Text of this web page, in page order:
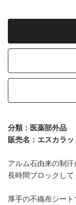
分類： 医薬部外品
販売名：エスカラ
アルム石由来の制
長時間ブロックして
厚手の不織布シー